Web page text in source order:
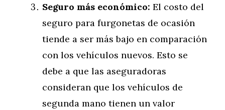
Seguro más económico: El costo del
seguro para furgonetas de ocasión
tiende a ser más bajo en comparación
con los vehículos nuevos. Esto se
debe a que las aseguradoras
consideran que los vehículos de
segunda mano tienen un valor